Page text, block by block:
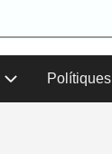
Polítiques